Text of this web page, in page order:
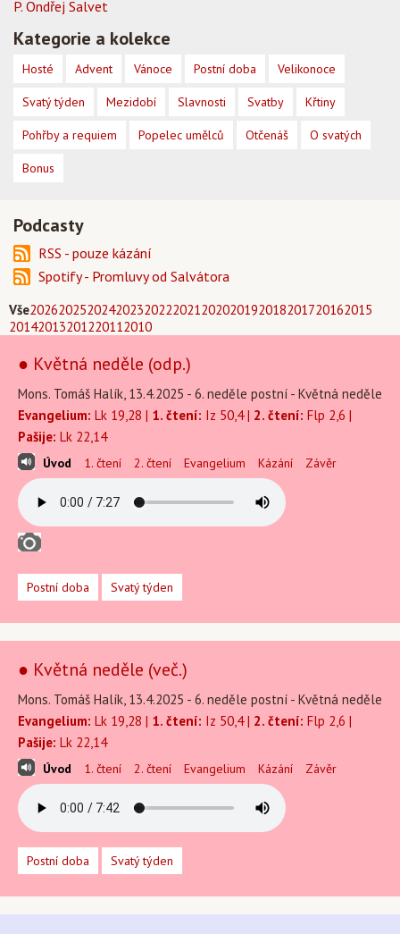
Vše202620252024202320222021202020192018201720162015
20142013201220112010
● Květná neděle (odp.)
Mons. Tomáš Halík, 13.4.2025 - 6. neděle postní - Květná neděle
Evangelium: Lk 19,28 | 1. čtení: Iz 50,4 | 2. čtení: Flp 2,6 |
Pašije: Lk 22,14
Úvod 1. čtení 2. čtení Evangelium Kázání Závěr
Postní doba Svatý týden
● Květná neděle (več.)
Mons. Tomáš Halík, 13.4.2025 - 6. neděle postní - Květná neděle
Evangelium: Lk 19,28 | 1. čtení: Iz 50,4 | 2. čtení: Flp 2,6 |
Pašije: Lk 22,14
Úvod 1. čtení 2. čtení Evangelium Kázání Závěr
Postní doba Svatý týden
P. Ondřej Salvet
Kategorie a kolekce
Hosté Advent Vánoce Postní doba Velikonoce
Svatý týden Mezidobí Slavnosti Svatby Křtiny
Pohřby a requiem Popelec umělců Otčenáš O svatých
Bonus
Podcasty
RSS - pouze kázání
Spotify - Promluvy od Salvátora